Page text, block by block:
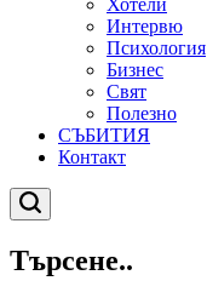
Хотели
Интервю
Психология
Бизнес
Свят
Полезно
СЪБИТИЯ
Контакт
Търсене
Търсене..